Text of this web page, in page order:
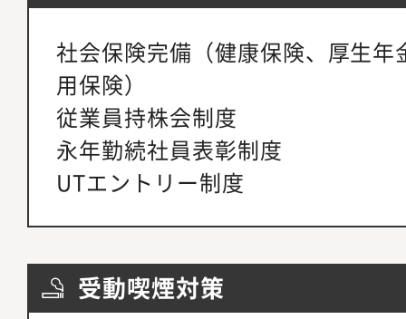
社会保険完備（健康保険、厚生
用保険）
従業員持株会制度
永年勤続社員表彰制度
UTエントリー制度
受動喫煙対策